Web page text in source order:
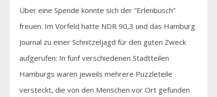
Über eine Spende konnte sich der “Erlenbusch”
freuen. Im Vorfeld hatte NDR 90,3 und das Hamburg
Journal zu einer Schnitzeljagd für den guten Zweck
aufgerufen: In fünf verschiedenen Stadtteilen
Hamburgs waren jeweils mehrere Puzzleteile
versteckt, die von den Menschen vor Ort gefunden